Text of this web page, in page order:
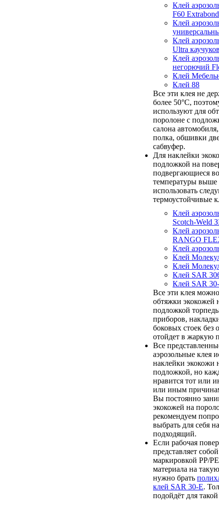
Клей
F60 Extrabond
Клей
Клей
Ultra
Клей
негорючий
Клей
Клей 88
Все эти клея не
более 50°С,
используют для
поролоне с
салона
полка, обшивки
сабвуфер.
Для наклейки
подложкой на
подвергающиеся
температуры выше
использовать
термоустойчивые
Клей
Scotch-Weld
Клей
RANGO
Клей
Клей
Клей
Клей SAR
Клей SAR
Все эти клея
обтяжки экокожей
подложкой
приборов,
боковых стоек без
отойдет в жаркую
Все
аэрозольные клея
наклейки экокожи
подложкой, но
нравится тот или
или иным
Вы постоянно
экокожей на
рекомендуем
выбрать для себя
подходящий.
Если рабочая
представляет
маркировкой PP/
материала на
нужно брать
клей SAR 30-E.
подойдёт для